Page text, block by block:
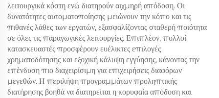
λειτουργικά κόστη ενώ διατηρούν αιχμηρή απόδοση. Οι
δυνατότητες αυτοματοποίησης μειώνουν την κόπο και τις
πιθανές λάθες των εργατών, εξασφαλίζοντας σταθερή ποιότητα
σε όλες τις παραγωγικές λειτουργίες. Επιπλέον, πολλοί
κατασκευαστές προσφέρουν ευέλικτες επιλογές
χρηματοδότησης και εξοχική κάλυψη εγγύησης, κάνοντας την
επένδυση πιο διαχειρίσιμη για επιχειρήσεις διαφόρων
μεγεθών. Η περιλήψη προγραμμάτων προληπτικής
διατήρησης βοηθά να διατηρείται η κορυφαία απόδοση και